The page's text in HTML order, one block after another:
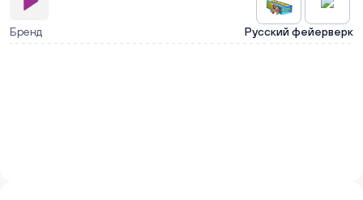
Бренд Русский фейерверк